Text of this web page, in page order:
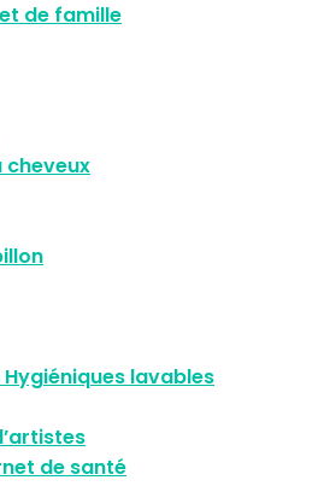
de famille
cheveux
lavables
de santé